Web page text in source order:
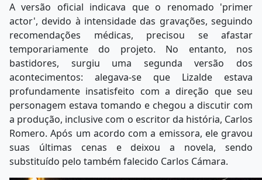
A versão oficial indicava que o renomado 'primer
actor', devido à intensidade das gravações, seguindo
recomendações médicas, precisou se afastar
temporariamente do projeto. No entanto, nos
bastidores, surgiu uma segunda versão dos
acontecimentos: alegava-se que Lizalde estava
profundamente insatisfeito com a direção que seu
personagem estava tomando e chegou a discutir com
a produção, inclusive com o escritor da história, Carlos
Romero. Após um acordo com a emissora, ele gravou
suas últimas cenas e deixou a novela, sendo
substituído pelo também falecido Carlos Cámara.